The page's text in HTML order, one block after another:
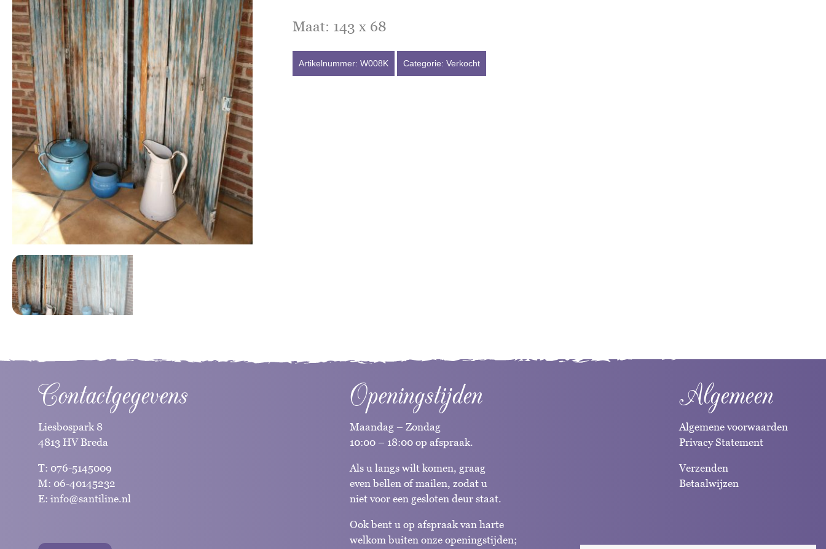
Maat: 143 x 68
Artikelnummer:W008K Categorie:Verkocht
Contactgegevens
Liesbospark 8
4813 HV Breda
T: 076-5145009
M: 06-40145232
E: info@santiline.nl
Openingstijden
Maandag – Zondag
10:00 – 18:00 op afspraak.
Als u langs wilt komen, graag
even bellen of mailen, zodat u
niet voor een gesloten deur staat.
Ook bent u op afspraak van harte
welkom buiten onze openingstijden;
Algemeen
Algemene voorwaarden
Privacy Statement
Verzenden
Betaalwijzen